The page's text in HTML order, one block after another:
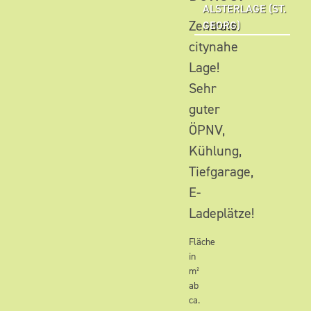
ALSTERLAGE (ST.
GEORG)
Zentrale
citynahe
Lage!
Sehr
guter
ÖPNV,
Kühlung,
Tiefgarage,
E-
Ladeplätze!
Fläche
in
m²
ab
ca.